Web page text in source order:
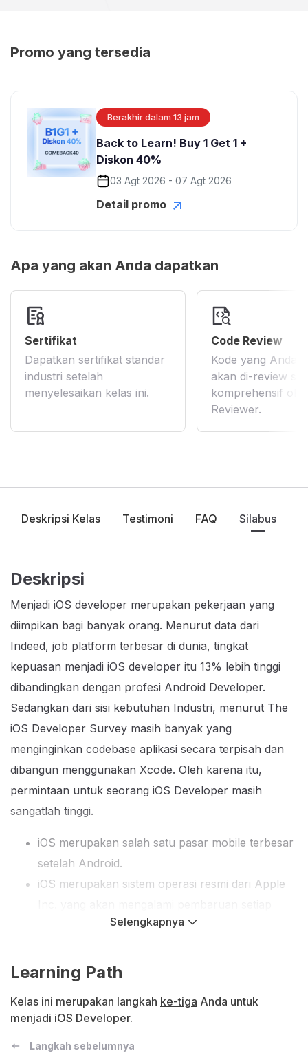
Promo yang tersedia
Berakhir dalam 13 jam
Back to Learn! Buy 1 Get 1 +
Diskon 40%
03 Agt 2026 - 07 Agt 2026
Detail promo
Apa yang akan Anda dapatkan
Sertifikat
Dapatkan sertifikat standar
industri setelah
menyelesaikan kelas ini.
Code Review
Kode yang Anda
akan di-review
komprehensif
Reviewer.
Deskripsi Kelas Testimoni FAQ Silabus
Deskripsi
Menjadi iOS developer merupakan pekerjaan yang
diimpikan bagi banyak orang. Menurut data dari
Indeed, job platform terbesar di dunia, tingkat
kepuasan menjadi iOS developer itu 13% lebih tinggi
dibandingkan dengan profesi Android Developer.
Sedangkan dari sisi kebutuhan Industri, menurut The
iOS Developer Survey masih banyak yang
menginginkan codebase aplikasi secara terpisah dan
dibangun menggunakan Xcode. Oleh karena itu,
permintaan untuk seorang iOS Developer masih
sangatlah tinggi.
iOS merupakan salah satu pasar mobile terbesar
setelah Android.
iOS merupakan sistem operasi resmi dari Apple
saat. Sehingga, Anda tak perlu ragu untuk
Dengan menjadi iOS Developer, Anda dapat
orang.
Kebutuhan Software Developer di Indonesia
sangatlah tinggi. Dan salah satu jalur dari
Selengkapnya
Learning Path
Kelas ini merupakan langkah ke-tiga Anda untuk
menjadi iOS Developer.
Langkah sebelumnya